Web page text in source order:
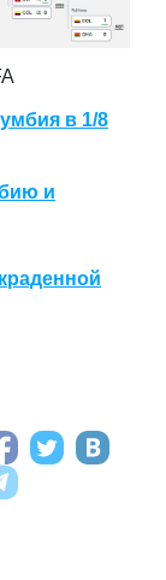
в 1/8
и